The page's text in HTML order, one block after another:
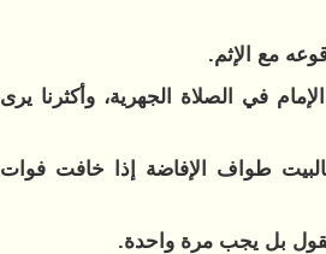
مع الإثم.
في الصلاة الجهرية، وأكثرنا يرى
طواف الإفاضة إذا خافت فوات
بل يجب مرة واحدة.